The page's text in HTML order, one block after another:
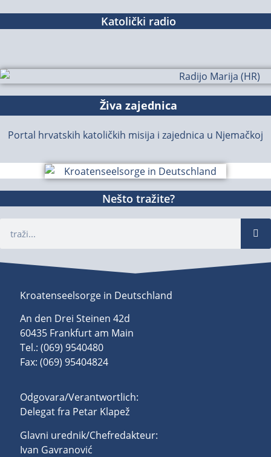
Katolički radio
Živa zajednica
Portal hrvatskih katoličkih misija i zajednica u Njemačkoj
Nešto tražite?
Kroatenseelsorge in Deutschland
An den Drei Steinen 42d
60435 Frankfurt am Main
Tel.: (069) 9540480
Fax: (069) 95404824
Odgovara/Verantwortlich:
Delegat fra Petar Klapež
Glavni urednik/Chefredakteur:
Ivan Gavranović